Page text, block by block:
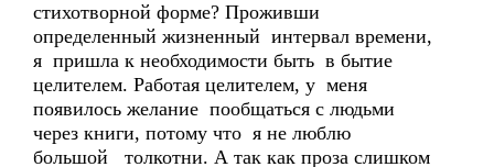
стихотворной форме? Проживши
определенный жизненный интервал времени,
я пришла к необходимости быть в бытие
целителем. Работая целителем, у меня
появилось желание пообщаться с людьми
через книги, потому что я не люблю
большой толкотни. А так как проза слишком